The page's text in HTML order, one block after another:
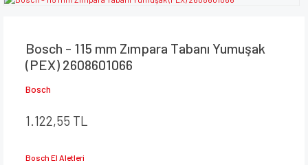
Bosch - 115 mm Zımpara Tabanı Yumuşak
(PEX) 2608601066
Bosch
1.122,55 TL
Bosch El Aletleri